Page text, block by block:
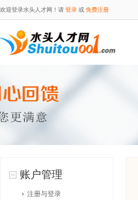
欢迎登录水头人才网！请 登录 或 免费注册
账户管理
注册与登录